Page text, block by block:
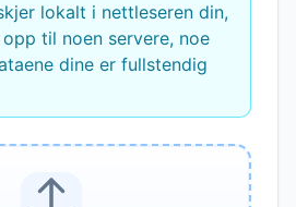
lokalt i nettleseren din,
til noen servere, noe
dine er fullstendig